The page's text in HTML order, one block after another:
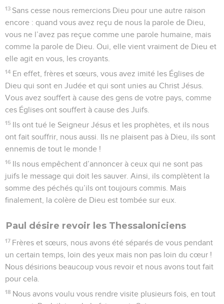
13 Sans cesse nous remercions Dieu pour une autre raison
encore : quand vous avez reçu de nous la parole de Dieu,
vous ne l’avez pas reçue comme une parole humaine, mais
comme la parole de Dieu. Oui, elle vient vraiment de Dieu et
elle agit en vous, les croyants.
14 En effet, frères et sœurs, vous avez imité les Églises de
Dieu qui sont en Judée et qui sont unies au Christ Jésus.
Vous avez souffert à cause des gens de votre pays, comme
ces Églises ont souffert à cause des Juifs.
15 Ils ont tué le Seigneur Jésus et les prophètes, et ils nous
ont fait souffrir, nous aussi. Ils ne plaisent pas à Dieu, ils sont
ennemis de tout le monde !
16 Ils nous empêchent d’annoncer à ceux qui ne sont pas
juifs le message qui doit les sauver. Ainsi, ils complètent la
somme des péchés qu’ils ont toujours commis. Mais
finalement, la colère de Dieu est tombée sur eux.
Paul désire revoir les Thessaloniciens
17 Frères et sœurs, nous avons été séparés de vous pendant
un certain temps, loin des yeux mais non pas loin du cœur !
Nous désirions beaucoup vous revoir et nous avons tout fait
pour cela.
18 Nous avons voulu vous rendre visite plusieurs fois, en tout